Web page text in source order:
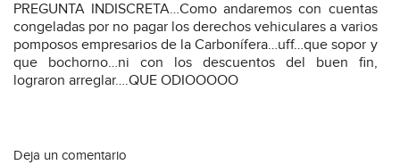
PREGUNTA INDISCRETA…Como andaremos con cuentas
congeladas por no pagar los derechos vehiculares a varios
pomposos empresarios de la Carbonífera…uff…que sopor y
que bochorno…ni con los descuentos del buen fin,
lograron arreglar….QUE ODIOOOOO
Deja un comentario